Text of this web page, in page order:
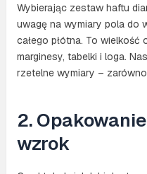
Wybierając zestaw haftu
uwagę na wymiary pola do
całego płótna. To
marginesy, tabelki i loga.
rzetelne wymiary –
2.
wzrok